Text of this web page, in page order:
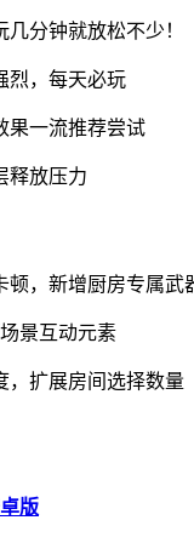
分钟就放松不少！
烈，每天必玩
果一流推荐尝试
释放压力
顿，新增厨房专属武
景互动元素
，扩展房间选择数量
版